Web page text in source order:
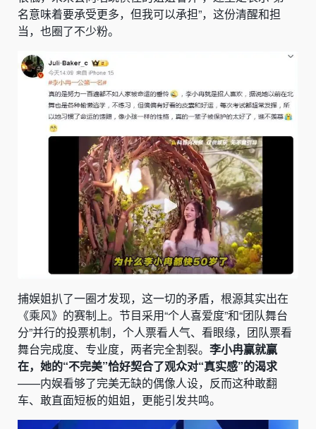
名意味着要承受更多，但我可以承担”，这份清醒和担
当，也圈了不少粉。
捕娱姐扒了一圈才发现，这一切的矛盾，根源其实出在
《乘风》的赛制上。节目采用“个人喜爱度”和“团队舞台
分”并行的投票机制，个人票看人气、看眼缘，团队票看
舞台完成度、专业度，两者完全割裂。 李小冉赢就赢
在，她的“不完美”恰好契合了观众对“真实感”的渴求
——内娱看够了完美无缺的偶像人设，反而这种敢翻
车、敢直面短板的姐姐，更能引发共鸣。